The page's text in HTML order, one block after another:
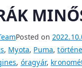
Posted on
, Myota, Puma,
, óragyár,